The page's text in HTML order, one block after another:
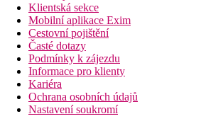
400 m
Vzdálenost k pláži
Pláž
Plážová dovolená
Bazény
Klientská sekce
Mobilní aplikace Exim
Cestovní pojištění
Časté dotazy
Podmínky k zájezdu
Informace pro klienty
Kariéra
Ochrana osobních údajů
Nastavení soukromí